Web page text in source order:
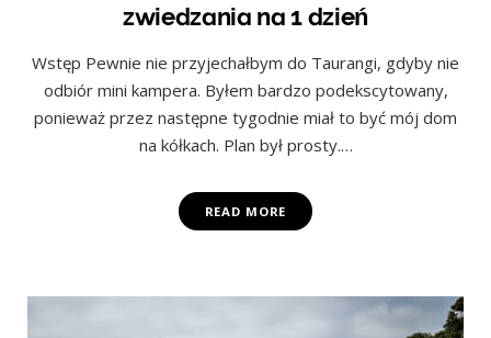
zwiedzania na 1 dzień
Wstęp Pewnie nie przyjechałbym do Taurangi, gdyby nie
odbiór mini kampera. Byłem bardzo podekscytowany,
ponieważ przez następne tygodnie miał to być mój dom
na kółkach. Plan był prosty.…
READ MORE